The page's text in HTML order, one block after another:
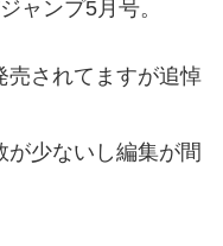
ャンプ5月号。
売されてますが追悼
が少ないし編集が間